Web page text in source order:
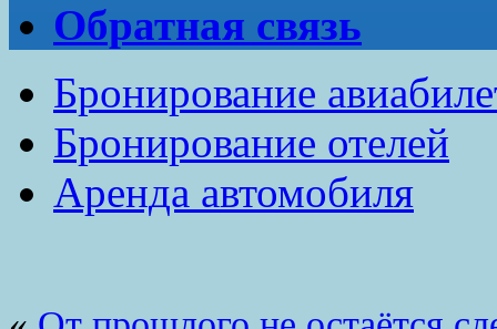
Обратная связь
Бронирование
Бронирование отелей
Аренда автомобиля